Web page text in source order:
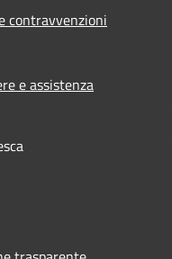
contravvenzioni
e assistenza